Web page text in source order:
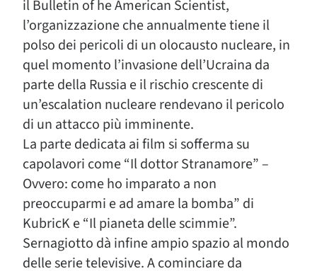
il Bulletin of he American Scientist,
l’organizzazione che annualmente tiene il
polso dei pericoli di un olocausto nucleare, in
quel momento l’invasione dell’Ucraina da
parte della Russia e il rischio crescente di
un’escalation nucleare rendevano il pericolo
di un attacco più imminente.
La parte dedicata ai film si sofferma su
capolavori come “Il dottor Stranamore” –
Ovvero: come ho imparato a non
preoccuparmi e ad amare la bomba” di
KubricK e “Il pianeta delle scimmie”.
Sernagiotto dà infine ampio spazio al mondo
delle serie televisive. A cominciare da